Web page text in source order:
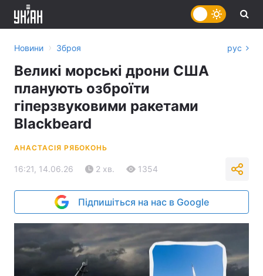
Новини › Зброя рус
Великі морські дрони США
планують озброїти
гіперзвуковими ракетами
Blackbeard
АНАСТАСІЯ РЯБОКОНЬ
16:21, 14.06.26 2 хв. 1354
Підпишіться на нас в Google